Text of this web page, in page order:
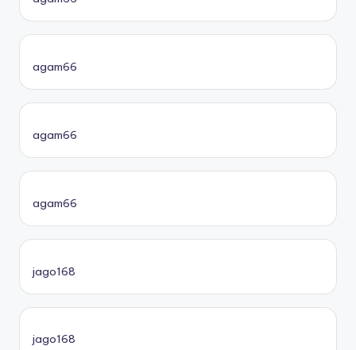
agam66
agam66
agam66
jago168
jago168